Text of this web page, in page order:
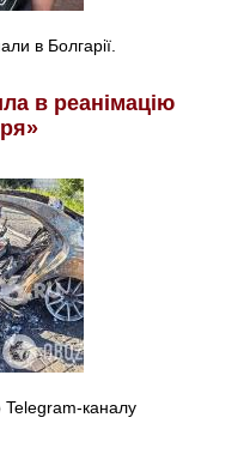
в Болгарії.
в реанімацію
Telegram-каналу